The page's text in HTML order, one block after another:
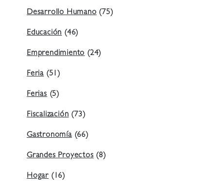
Desarrollo Humano (75)
Educación (46)
Emprendimiento (24)
Feria (51)
Ferias (5)
Fiscalización (73)
Gastronomía(66)
Grandes Proyectos (8)
Hogar (16)